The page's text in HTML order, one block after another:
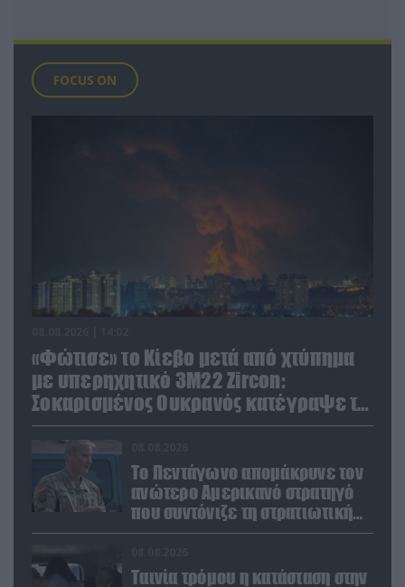
FOCUS ON
«Φώτισε» το Κίεβο μετά από χτύπημα
με υπερηχητικό 3M22 Zircon:
Σοκαρισμένος Ουκρανός κατέγραψε τη
στιγμή (βίντεο)
Το Πεντάγωνο απομάκρυνε τον
ανώτερο Αμερικανό στρατηγό
που συντόνιζε τη στρατιωτική
βοήθεια προς την Ουκρανία
Ταινία τρόμου η κατάσταση στην